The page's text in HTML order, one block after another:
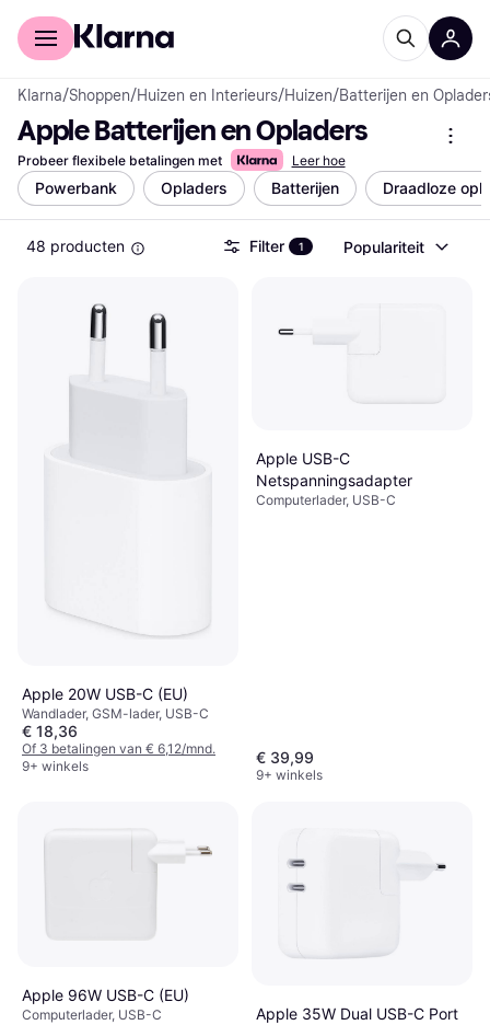
Voor shoppers
Klarna/Shoppen/Huizen en Interieurs/Huizen/Batterijen en
Apple Batterijen en Opladers
Probeer flexibele betalingen met Leer hoe
Powerbank Opladers Batterijen Draadloze
48 producten Filter 1 Populariteit
Apple 20W USB-C (EU)
Wandlader, GSM-lader, USB-C
€ 18,36
Of 3 betalingen van € 6,12/mnd.
9+ winkels
Apple USB-C
Netspanningsadapter
Computerlader, USB-C
€ 39,99
9+ winkels
Apple 96W USB-C (EU)
Computerlader, USB-C
Apple 35W Dual USB-C Port